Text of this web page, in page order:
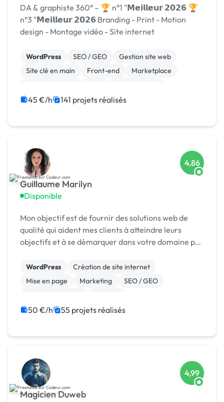
DA & graphiste 360° – 🏆 n°1 "𝗠𝗲𝗶𝗹𝗹𝗲𝘂𝗿 𝟮𝟬𝟮𝟲 🏆
n°3 "𝗠𝗲𝗶𝗹𝗹𝗲𝘂𝗿 𝟮𝟬𝟮𝟲 Branding - Print - Motion
design - Montage vidéo - Site internet
WordPress SEO / GEO
Gestion site web
Site clé en main
Front-end
Marketplace
Migration ou refonte de site
45 €/h 141 projets réalisés
Guillaume Marilyn
Disponible
4,86
Mon objectif est de fournir des solutions web de
qualité qui aident mes clients à atteindre leurs
objectifs et à se démarquer dans votre domaine par
fonctionnelles qui captivent les utilisateurs. Je
vou...
WordPress
Création de site internet
Mise en page
Marketing
SEO / GEO
Community management
Formation
50 €/h 55 projets réalisés
Magicien Duweb
4,99